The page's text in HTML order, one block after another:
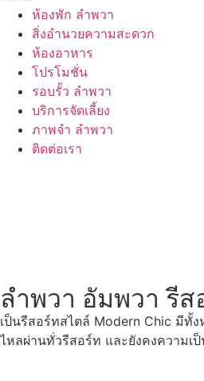
ห้องพัก ลำพวา
สิ่งอำนวยความสะดวก
ห้องอาหาร
โปรโมชั่น
รอบรั้ว ลำพวา
บริการจัดเลี้ยง
ภาพจำ ลำพวา
ติดต่อเรา
ลำพวา อัมพวา รีส
เป็นรีสอร์ทสไตล์ Modern Chic มีทั้
ไหลผ่านทั่วรีสอร์ท และยังคงความเ